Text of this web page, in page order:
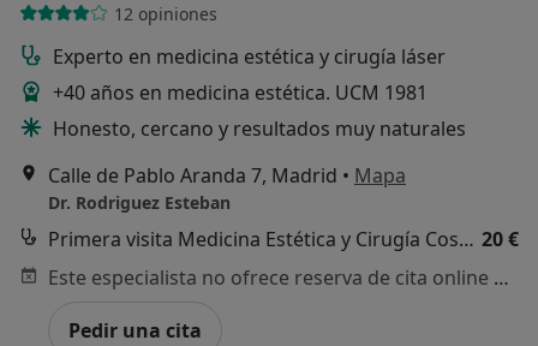
12 opiniones
Experto en medicina estética y cirugía láser
+40 años en medicina estética. UCM 1981
Honesto, cercano y resultados muy naturales
Calle de Pablo Aranda 7, Madrid • Mapa
Dr. Rodriguez Esteban
Primera visita Medicina Estética y Cirugía Cosmética 20 €
Este especialista no ofrece reserva de cita online en esta dirección.
Pedir una cita